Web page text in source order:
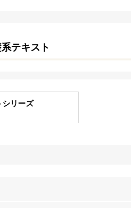
テキスト
シリーズ